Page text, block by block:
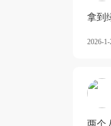
拿到
2026-1-
两个